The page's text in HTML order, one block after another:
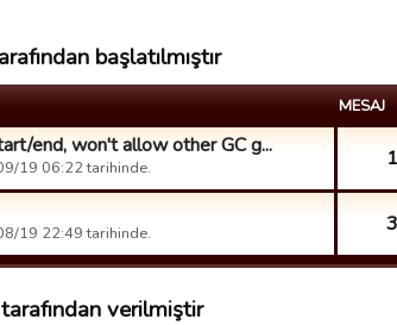
başlatılmıştır
MESAJ
end, won't allow other GC g...
19 06:22 tarihinde. 1
19 22:49 tarihinde. 3
verilmiştir